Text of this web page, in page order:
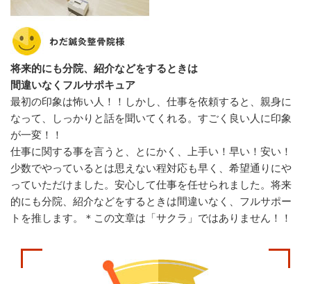
将来的にも分院、紹介などをするときは
間違いなくフルサポキュア
最初の印象は怖い人！！しかし、仕事を依頼すると、親身に
なって、しっかりと話を聞いてくれる。すごく良い人に印象
が一変！！
仕事に関する事を言うと、とにかく、上手い！早い！安い！
少数でやっているとは思えない程対応も早く、希望通りにや
っていただけました。安心して仕事を任せられました。将来
的にも分院、紹介などをするときは間違いなく、フルサポー
トを推します。＊この文章は「サクラ」ではありません！！